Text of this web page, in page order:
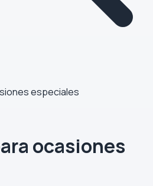
especiales
ocasiones